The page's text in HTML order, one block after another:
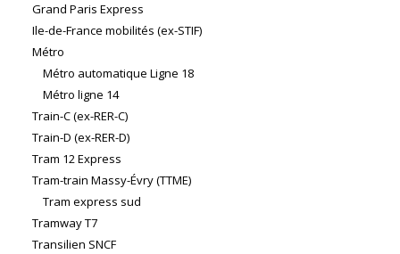
Grand Paris Express
Ile-de-France mobilités (ex-STIF)
Métro
Métro automatique Ligne 18
Métro ligne 14
Train-C (ex-RER-C)
Train-D (ex-RER-D)
Tram 12 Express
Tram-train Massy-Évry (TTME)
Tram express sud
Tramway T7
Transilien SNCF